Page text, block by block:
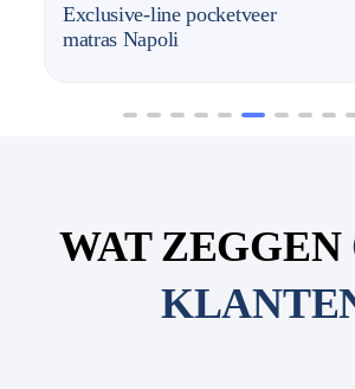
Exclusive-line pocketveer
matras Napoli
WAT ZEGGEN